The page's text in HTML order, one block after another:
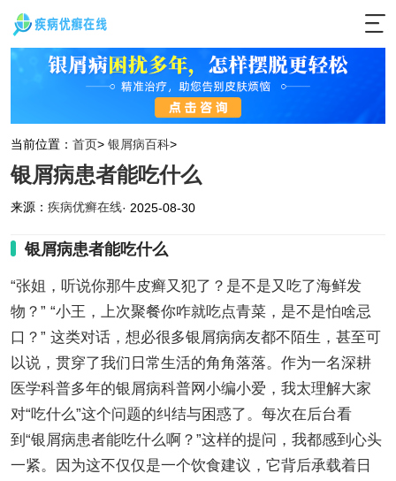
当前位置： 首页> 银屑病百科>
银屑病患者能吃什么
来源： 疾病优癣在线· 2025-08-30
银屑病患者能吃什么
“张姐，听说你那牛皮癣又犯了？是不是又吃了海鲜发
物？” “小王，上次聚餐你咋就吃点青菜，是不是怕啥忌
口？” 这类对话，想必很多银屑病病友都不陌生，甚至可
以说，贯穿了我们日常生活的角角落落。作为一名深耕
医学科普多年的银屑病科普网小编小爱，我太理解大家
对“吃什么”这个问题的纠结与困惑了。每次在后台看
到“银屑病患者能吃什么啊？”这样的提问，我都感到心头
一紧。因为这不仅仅是一个饮食建议，它背后承载着日